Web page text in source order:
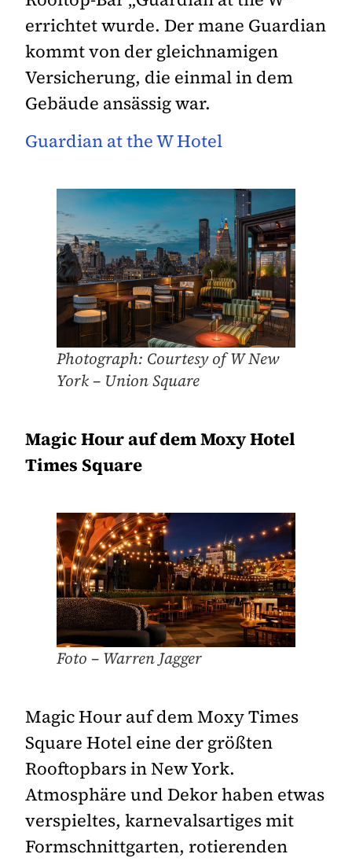
errichtet wurde. Der mane Guardian
kommt von der gleichnamigen
Versicherung, die einmal in dem
Gebäude ansässig war.
Guardian at the W Hotel
Photograph: Courtesy of W New
York – Union Square
Magic Hour auf dem Moxy Hotel
Times Square
Foto – Warren Jagger
Magic Hour auf dem Moxy Times
Square Hotel eine der größten
Rooftopbars in New York.
Atmosphäre und Dekor haben etwas
verspieltes, karnevalsartiges mit
Formschnittgarten, rotierenden